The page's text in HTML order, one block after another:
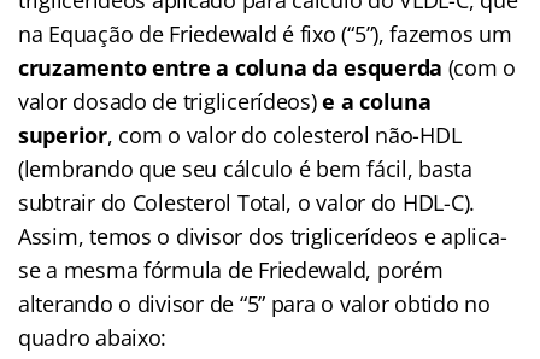
na Equação de Friedewald é fixo (“5”), fazemos um
cruzamento entre a coluna da esquerda (com o
valor dosado de triglicerídeos)e a coluna
superior, com o valor do colesterol não-HDL
(lembrando que seu cálculo é bem fácil, basta
subtrair do Colesterol Total, o valor do HDL-C).
Assim, temos o divisor dos triglicerídeos e aplica-
se a mesma fórmula de Friedewald, porém
alterando o divisor de “5” para o valor obtido no
quadro abaixo: